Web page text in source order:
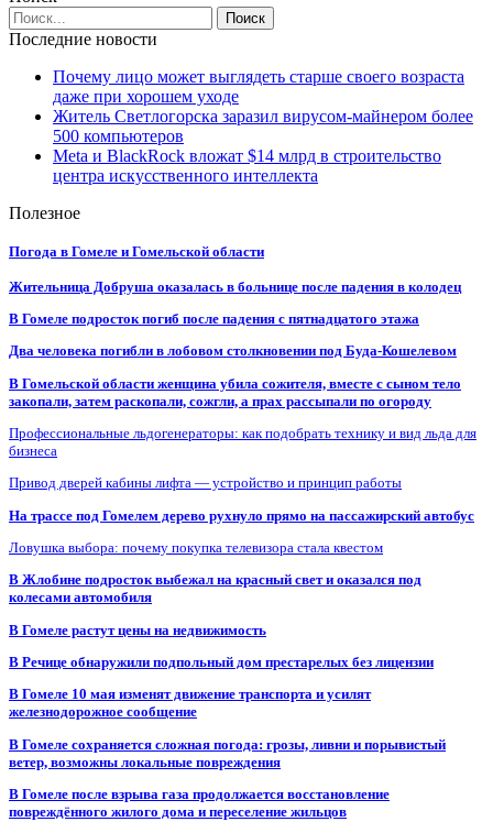
Последние новости
Почему лицо может выглядеть старше своего возраста
даже при хорошем уходе
Житель Светлогорска заразил вирусом-майнером более
500 компьютеров
Meta и BlackRock вложат $14 млрд в строительство
центра искусственного интеллекта
Полезное
Погода в Гомеле и Гомельской области
Жительница Добруша оказалась в больнице после падения в колодец
В Гомеле подросток погиб после падения с пятнадцатого этажа
Два человека погибли в лобовом столкновении под Буда-Кошелевом
В Гомельской области женщина убила сожителя, вместе с сыном тело
закопали, затем раскопали, сожгли, а прах рассыпали по огороду
Профессиональные льдогенераторы: как подобрать технику и вид льда для
бизнеса
Привод дверей кабины лифта — устройство и принцип работы
На трассе под Гомелем дерево рухнуло прямо на пассажирский автобус
Ловушка выбора: почему покупка телевизора стала квестом
В Жлобине подросток выбежал на красный свет и оказался под
колесами автомобиля
В Гомеле растут цены на недвижимость
В Речице обнаружили подпольный дом престарелых без лицензии
В Гомеле 10 мая изменят движение транспорта и усилят
железнодорожное сообщение
В Гомеле сохраняется сложная погода: грозы, ливни и порывистый
ветер, возможны локальные повреждения
В Гомеле после взрыва газа продолжается восстановление
повреждённого жилого дома и переселение жильцов